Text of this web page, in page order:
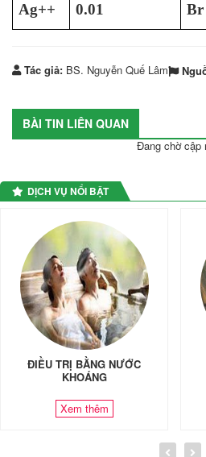
Ag++
0.01 Br
Tác giả: BS. Nguyễn Quế Lâm
BÀI TIN LIÊN QUAN
Đang chờ cập
DỊCH VỤ NỔI BẬT
ĐIỀU TRỊ BẰNG NƯỚC
KHOÁNG
Xem thêm